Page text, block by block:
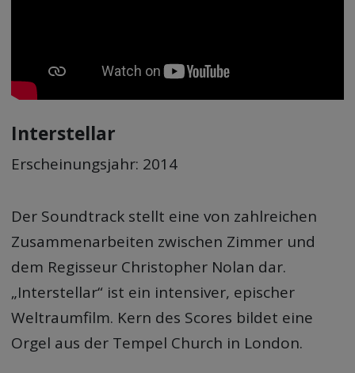
Interstellar
Erscheinungsjahr: 2014
Der Soundtrack stellt eine von zahlreichen
Zusammenarbeiten zwischen Zimmer und
dem Regisseur Christopher Nolan dar.
„Interstellar“ ist ein intensiver, epischer
Weltraumfilm. Kern des Scores bildet eine
Orgel aus der Tempel Church in London.